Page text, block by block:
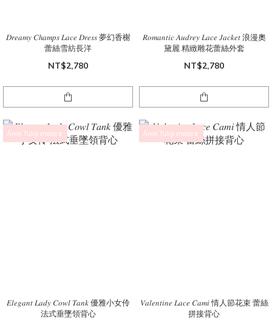
𝐷𝑟𝑒𝑎𝑚𝑦 𝐶ℎ𝑎𝑚𝑝𝑠 𝐿𝑎𝑐𝑒 𝐷𝑟𝑒𝑠𝑠 夢幻香榭
蕾絲雪紡長洋
NT$2,780
𝑅𝑜𝑚𝑎𝑛𝑡𝑖𝑐 𝐴𝑢𝑑𝑟𝑒𝑦 𝐿𝑎𝑐𝑒 𝐽𝑎𝑐𝑘𝑒𝑡 浪漫奧
黛麗 精緻雕花蕾絲外套
NT$2,780
Âme Tulip made🌷
𝐸𝑙𝑒𝑔𝑎𝑛𝑡 𝐿𝑎𝑑𝑦 𝐶𝑜𝑤𝑙 𝑇𝑎𝑛𝑘 優雅小女伶
法式垂墜領背心
Âme Tulip made🌷
𝑉𝑎𝑙𝑒𝑛𝑡𝑖𝑛𝑒 𝐿𝑎𝑐𝑒 𝐶𝑎𝑚𝑖 情人節花束 蕾絲
拼接背心